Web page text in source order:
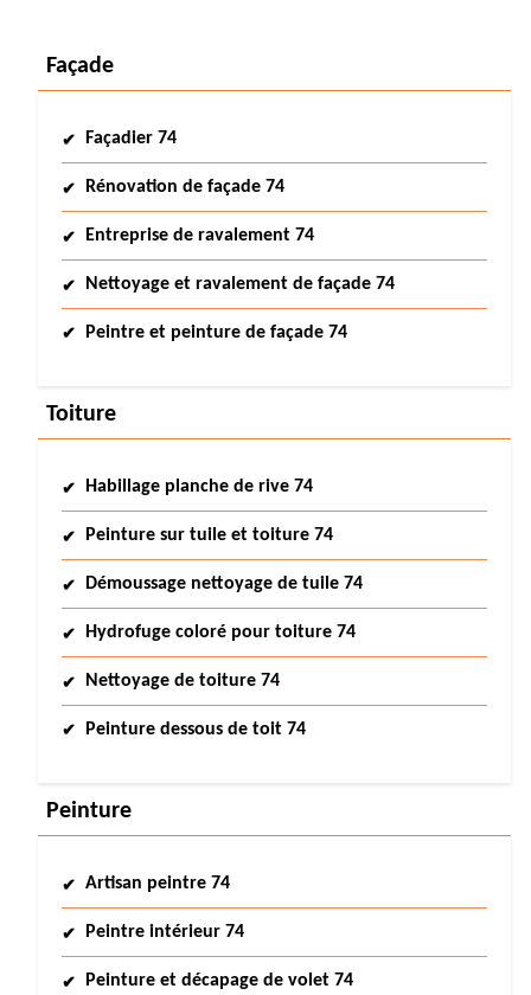
Façade
Façadier 74
Rénovation de façade 74
Entreprise de ravalement 74
Nettoyage et ravalement de façade 74
Peintre et peinture de façade 74
Toiture
Habillage planche de rive 74
Peinture sur tuile et toiture 74
Démoussage nettoyage de tuile 74
Hydrofuge coloré pour toiture 74
Nettoyage de toiture 74
Peinture dessous de toit 74
Peinture
Artisan peintre 74
Peintre intérieur 74
Peinture et décapage de volet 74